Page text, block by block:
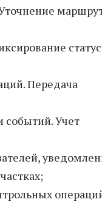
Передача
событий. Учет